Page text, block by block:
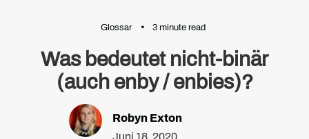
Glossar 3 minute read
Was bedeutet nicht-binär
(auch enby / enbies)?
Robyn Exton
Juni 18, 2020